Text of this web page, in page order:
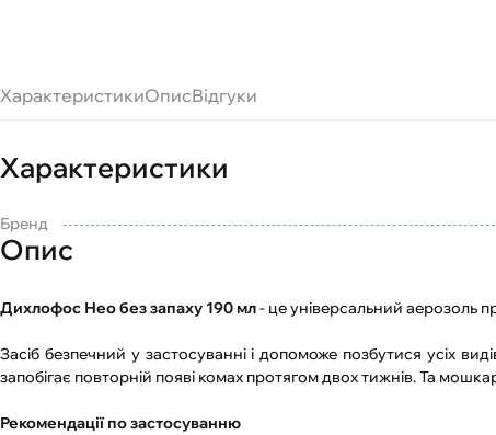
ХарактеристикиОписВідгуки
Характеристики
Бренд
Опис
Дихлофос Нео без запаху 190 мл- це універсальний аерозоль
Засіб безпечний у застосуванні і допоможе позбутися усіх
запобігає повторній появі комах протягом двох тижнів. Та
Рекомендації по застосуванню